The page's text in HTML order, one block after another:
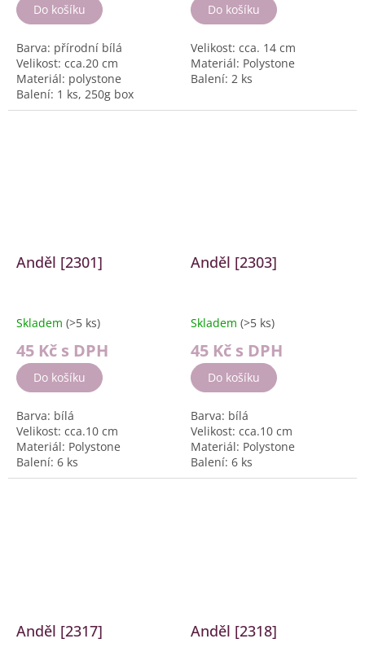
Do košíku
Barva: přírodní bílá
Velikost: cca.20 cm
Materiál: polystone
Balení: 1 ks, 250g box
Do košíku
Velikost: cca. 14 cm
Materiál: Polystone
Balení: 2 ks
Anděl [2301]
Skladem (>5 ks)
45 Kč s DPH
Do košíku
Barva: bílá
Velikost: cca.10 cm
Materiál: Polystone
Balení: 6 ks
Anděl [2303]
Skladem (>5 ks)
45 Kč s DPH
Do košíku
Barva: bílá
Velikost: cca.10 cm
Materiál: Polystone
Balení: 6 ks
Anděl [2317] Anděl [2318]